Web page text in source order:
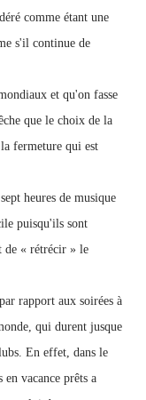
comme étant une
s'il continue de
et qu'on fasse
que le choix de la
la fermeture qui est
sept heures de musique
puisqu'ils sont
de « rétrécir » le
rapport aux soirées à
qui durent jusque
En effet, dans le
vacance prêts a